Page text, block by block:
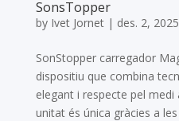
SonsTopper
by Ivet Jornet| des. 2, 2025
SonStopper carregador
dispositiu que combina
elegant i respecte pel medi
unitat és única gràcies a